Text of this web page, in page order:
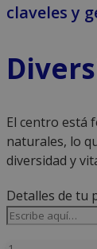
claveles y
El centro está
naturales, lo
diversidad y
Detalles de tu